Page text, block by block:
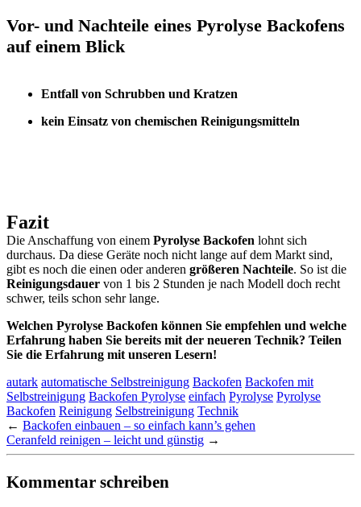
Vor- und Nachteile eines Pyrolyse Backofens
auf einem Blick
Entfall von Schrubben und Kratzen
kein Einsatz von chemischen Reinigungsmitteln
Fazit
Die Anschaffung von einem Pyrolyse Backofen lohnt sich
durchaus. Da diese Geräte noch nicht lange auf dem Markt sind,
gibt es noch die einen oder anderen größeren Nachteile. So ist die
Reinigungsdauer von 1 bis 2 Stunden je nach Modell doch recht
schwer, teils schon sehr lange.
Welchen Pyrolyse Backofen können Sie empfehlen und welche
Erfahrung haben Sie bereits mit der neueren Technik? Teilen
Sie die Erfahrung mit unseren Lesern!
autark automatische Selbstreinigung Backofen Backofen mit
Selbstreinigung Backofen Pyrolyse einfach Pyrolyse Pyrolyse
Backofen Reinigung Selbstreinigung Technik
← Backofen einbauen – so einfach kann’s gehen
Ceranfeld reinigen – leicht und günstig →
Kommentar schreiben